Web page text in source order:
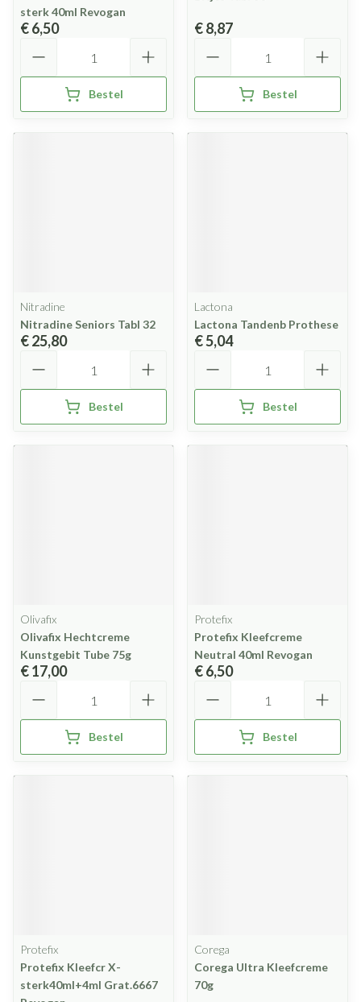
sterk 40ml Revogan
€ 6,50
Bestel
€ 8,87
Bestel
Nitradine
Nitradine Seniors Tabl 32
€ 25,80
Bestel
Lactona
Lactona Tandenb Prothese
€ 5,04
Bestel
Olivafix
Olivafix Hechtcreme
Kunstgebit Tube 75g
€ 17,00
Bestel
Protefix
Protefix Kleefcreme
Neutral 40ml Revogan
€ 6,50
Bestel
Protefix
Protefix Kleefcr X-
sterk40ml+4ml Grat.6667
Corega
Corega Ultra Kleefcreme
70g